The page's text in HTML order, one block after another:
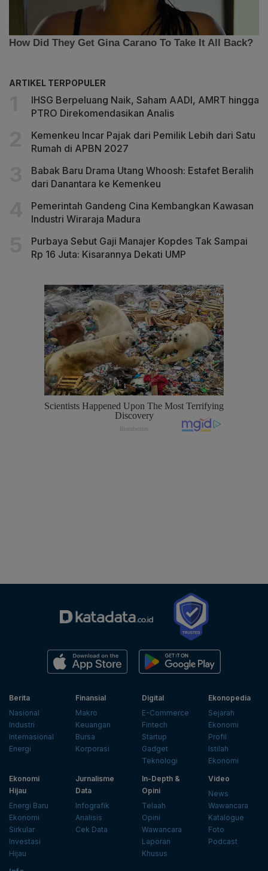
ARTIKEL TERPOPULER
IHSG Berpeluang Naik, Saham AADI, AMRT hingga
PTRO Direkomendasikan Analis
Kemenkeu Incar Pajak dari Pemilik Lebih dari Satu
Rumah di APBN 2027
Babak Baru Drama Utang Whoosh: Estafet Beralih
dari Danantara ke Kemenkeu
Pemerintah Gandeng Cina Kembangkan Kawasan
Industri Wiraraja Madura
Purbaya Sebut Gaji Manajer Kopdes Tak Sampai
Rp 16 Juta: Kisarannya Dekati UMP
Berita
Nasional
Industri
Internasional
Energi
Finansial
Makro
Keuangan
Bursa
Korporasi
Digital
E-Commerce
Fintech
Startup
Gadget
Teknologi
Ekonopedia
Sejarah
Ekonomi
Profil
Istilah
Ekonomi
Ekonomi
Hijau
Energi Baru
Ekonomi
Sirkular
Investasi
Hijau
Jurnalisme
Data
Infografik
Analisis
Cek Data
In-Depth &
Opini
Telaah
Opini
Wawancara
Laporan
Khusus
Video
News
Wawancara
Katalogue
Foto
Podcast